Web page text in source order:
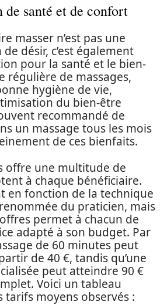
de santé et de confort
masser n’est pas une
désir, c’est également
pour la santé et le bien-
régulière de massages,
hygiène de vie,
du bien-être
recommandé de
un massage tous les mois
de ces bienfaits.
offre une multitude de
à chaque bénéficiaire.
en fonction de la technique
du praticien, mais
permet à chacun de
adapté à son budget. Par
de 60 minutes peut
de 40 €, tandis qu’une
peut atteindre 90 €
Voici un tableau
tarifs moyens observés :